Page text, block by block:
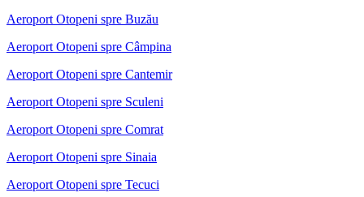
Aeroport Otopeni spre Buzău
Aeroport Otopeni spre Câmpina
Aeroport Otopeni spre Cantemir
Aeroport Otopeni spre Sculeni
Aeroport Otopeni spre Comrat
Aeroport Otopeni spre Sinaia
Aeroport Otopeni spre Tecuci